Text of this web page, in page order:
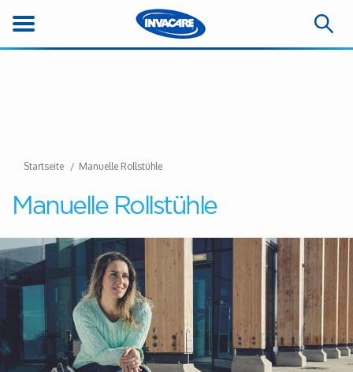
Startseite Manuelle Rollstühle
Manuelle Rollstühle